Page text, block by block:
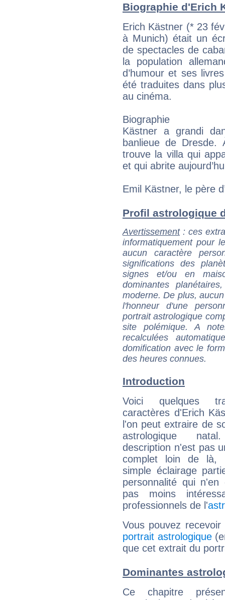
Biographie d'Erich
Erich Kästner (* 23
à Munich) était un
de spectacles de
la population
d’humour et ses
été traduites dans
au cinéma.
Biographie
Kästner a grandi
banlieue de
trouve la villa qui
et qui abrite
Emil Kästner, le père
Profil astrologique
Avertissement: ces
informatiquement pour
aucun caractère
significations des
signes et/ou en
dominantes
moderne. De plus,
l'honneur d'une
portrait astrologique
site polémique. A
recalculées
domification avec le
des heures connues.
Introduction
Voici quelques
caractères d'Erich
l'on peut extraire de
astrologique
description n'est pas
complet loin de là,
simple éclairage
personnalité qui n'en
pas moins
professionnels de l'
Vous pouvez
portrait astrologique
que cet extrait du
Dominantes
Ce chapitre